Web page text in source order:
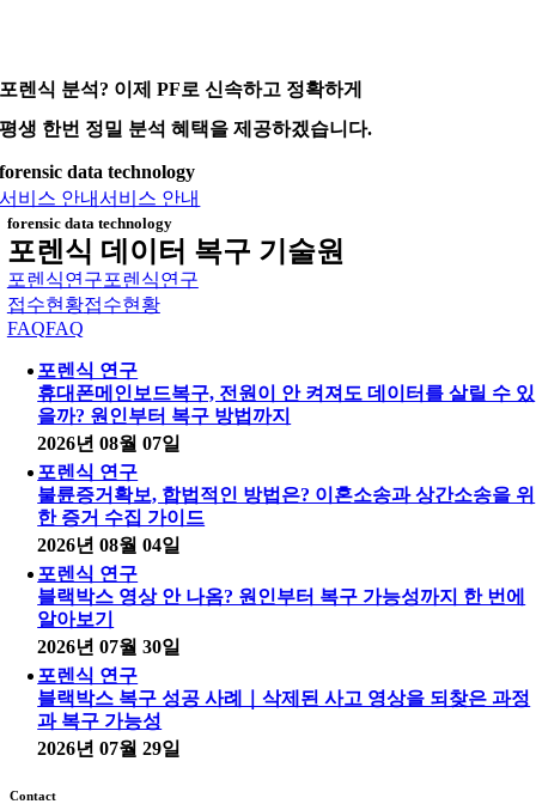
포렌식 분석? 이제 PF로 신속하고 정확하게
평생 한번 정밀 분석 혜택을 제공하겠습니다.
forensic data technology
서비스 안내서비스 안내
forensic data technology
포렌식 데이터 복구 기술원
포렌식연구포렌식연구
접수현황접수현황
FAQFAQ
포렌식 연구
휴대폰메인보드복구, 전원이 안 켜져도 데이터를 살릴 수 있
을까? 원인부터 복구 방법까지
2026년 08월 07일
포렌식 연구
불륜증거확보, 합법적인 방법은? 이혼소송과 상간소송을 위
한 증거 수집 가이드
2026년 08월 04일
포렌식 연구
블랙박스 영상 안 나옴? 원인부터 복구 가능성까지 한 번에
알아보기
2026년 07월 30일
포렌식 연구
블랙박스 복구 성공 사례｜삭제된 사고 영상을 되찾은 과정
과 복구 가능성
2026년 07월 29일
Contact